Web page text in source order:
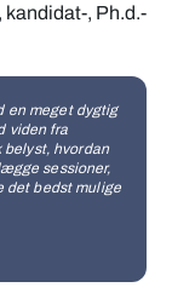
kandidat-, Ph.d.-
en meget dygtig
viden fra
belyst, hvordan
sessioner,
det bedst mulige